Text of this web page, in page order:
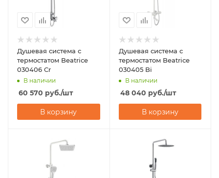
Душевая система с
термостатом Beatrice
030406 Cr
В наличии
60 570 руб./шт
В корзину
Душевая система с
термостатом Beatrice
030405 Bi
В наличии
48 040 руб./шт
В корзину